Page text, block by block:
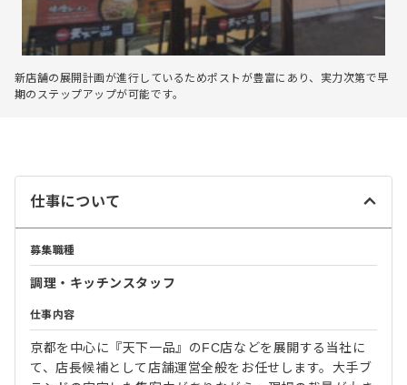
新店舗の展開計画が進行しているためポストが豊富にあり、実力次第で早
期のステップアップが可能です。
仕事について
募集職種
調理・キッチンスタッフ
仕事内容
京都を中心に『天下一品』のFC店などを展開する当社に
て、店長候補として店舗運営全般をお任せします。大手ブ